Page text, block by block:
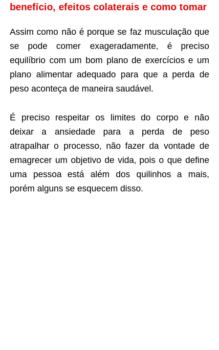
benefício, efeitos colaterais e como tomar
Assim como não é porque se faz musculação que
se pode comer exageradamente, é preciso
equilíbrio com um bom plano de exercícios e um
plano alimentar adequado para que a perda de
peso aconteça de maneira saudável.
É preciso respeitar os limites do corpo e não
deixar a ansiedade para a perda de peso
atrapalhar o processo, não fazer da vontade de
emagrecer um objetivo de vida, pois o que define
uma pessoa está além dos quilinhos a mais,
porém alguns se esquecem disso.